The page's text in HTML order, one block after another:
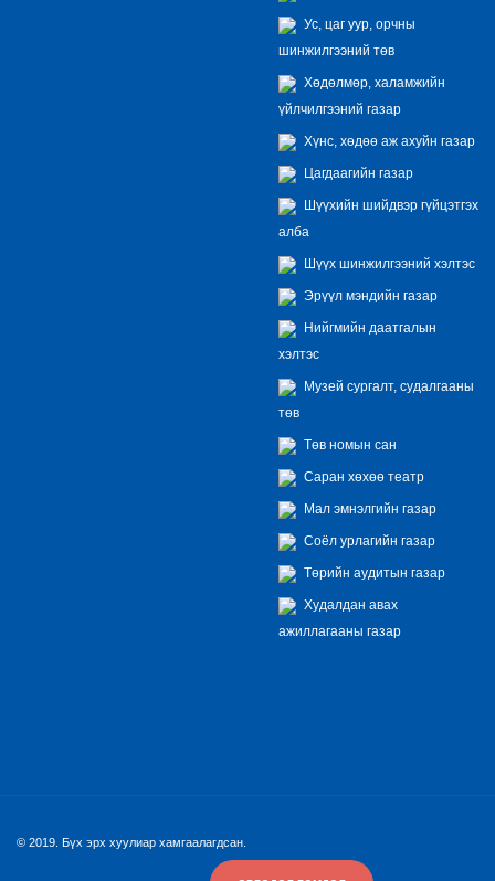
Ус, цаг уур, орчны
шинжилгээний төв
Хөдөлмөр, халамжийн
үйлчилгээний газар
Хүнс, хөдөө аж ахуйн газар
Цагдаагийн газар
Шүүхийн шийдвэр гүйцэтгэх
алба
Шүүх шинжилгээний хэлтэс
Эрүүл мэндийн газар
Нийгмийн даатгалын
хэлтэс
Музей сургалт, судалгааны
төв
Төв номын сан
Саран хөхөө театр
Мал эмнэлгийн газар
Соёл урлагийн газар
Төрийн аудитын газар
Худалдан авах
ажиллагааны газар
© 2019. Бүх эрх хуулиар хамгаалагдсан.